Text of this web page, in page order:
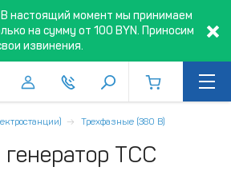
настоящий момент мы принимаем
на сумму от 100 BYN. Приносим
извинения.
Трехфазные (380 В)
ТСС